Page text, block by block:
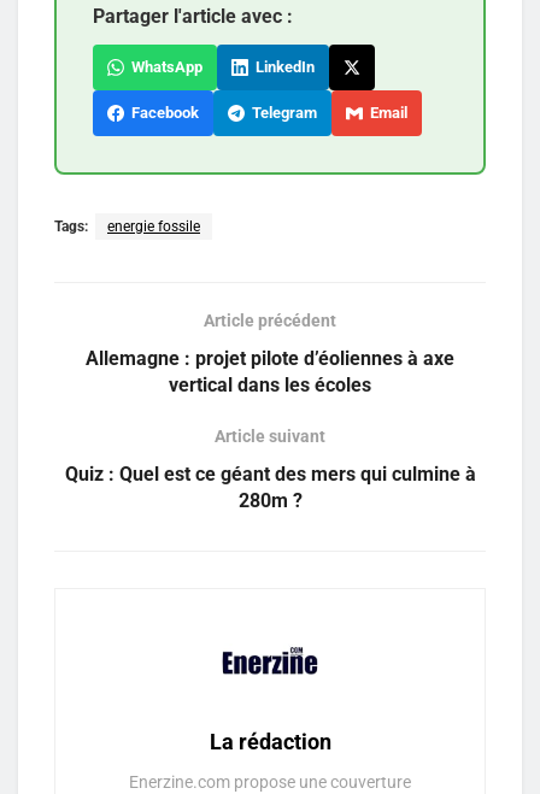
Partager l'article avec :
WhatsApp LinkedIn
Facebook Telegram Email
Tags: energie fossile
Article précédent
Allemagne : projet pilote d’éoliennes à axe
vertical dans les écoles
Article suivant
Quiz : Quel est ce géant des mers qui culmine à
280m ?
La rédaction
Enerzine.com propose une couverture